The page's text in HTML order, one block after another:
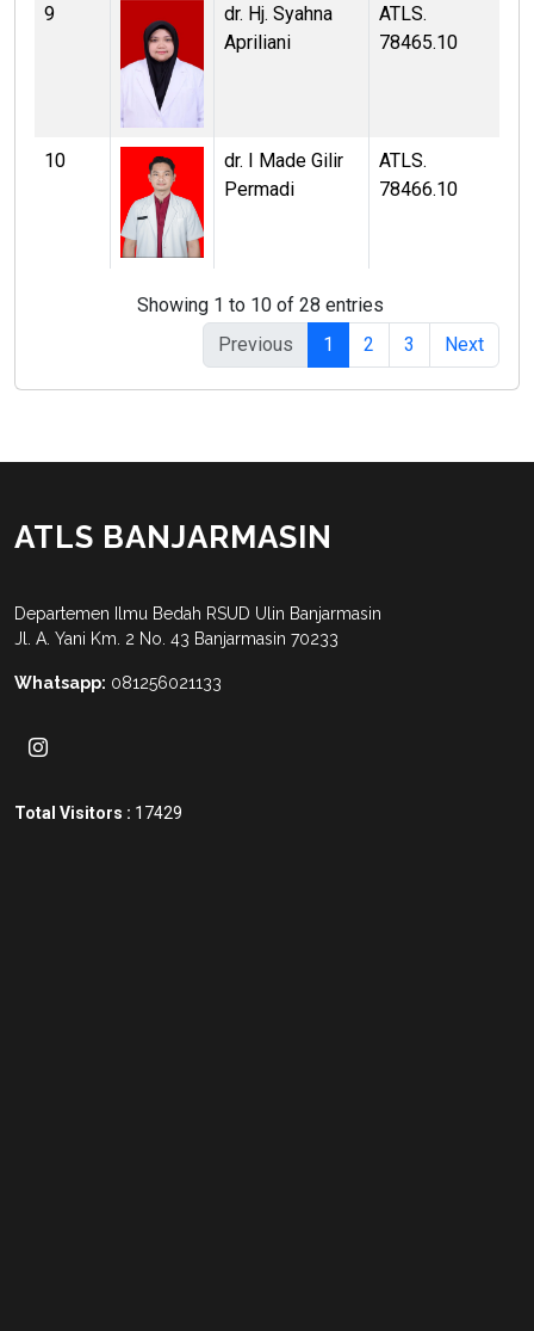
9
dr. Hj. Syahna
Apriliani
ATLS.
78465.10
10
dr. I Made Gilir
Permadi
ATLS.
78466.10
Showing 1 to 10 of 28 entries
Previous
1 2 3 Next
ATLS BANJARMASIN
Departemen Ilmu Bedah RSUD Ulin Banjarmasin
Jl. A. Yani Km. 2 No. 43 Banjarmasin 70233
Whatsapp: 081256021133
Total Visitors : 17429